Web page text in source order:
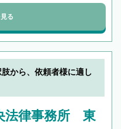
る
から、依頼者様に適し
法律事務所 東